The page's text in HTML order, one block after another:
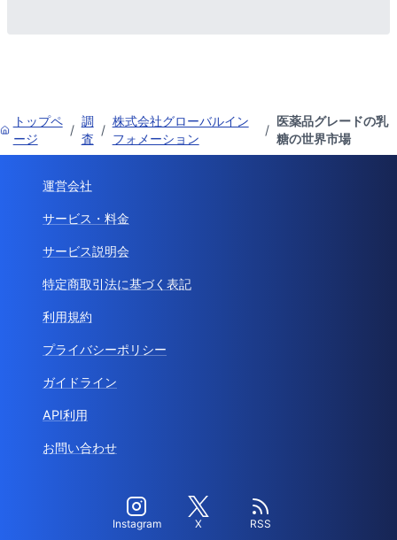
トップペ
ージ
/
調
査
/
株式会社グローバルイン
フォメーション
/
医薬品グレードの乳
糖の世界市場
運営会社
サービス・料金
サービス説明会
特定商取引法に基づく表記
利用規約
プライバシーポリシー
ガイドライン
API利用
お問い合わせ
Instagram X RSS